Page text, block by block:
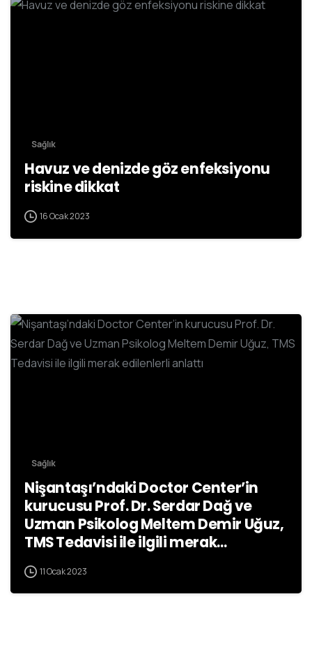
Sağlık
Havuz ve denizde göz enfeksiyonu
riskine dikkat
16 Ocak 2023
Sağlık
Nişantaşı’ndaki Doctor Center’in
kurucusu Prof. Dr. Serdar Dağ ve
Uzman Psikolog Meltem Demir Uğuz,
TMS Tedavisi ile ilgili merak
11 Ocak 2023